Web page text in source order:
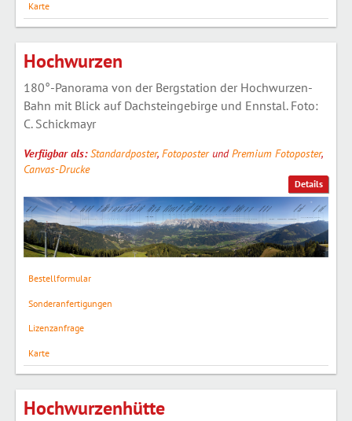
Karte
Details
Hochwurzen
180°-Panorama von der Bergstation der Hochwurzen-
Bahn mit Blick auf Dachsteingebirge und Ennstal. Foto:
C. Schickmayr
Verfügbar als:Standardposter, FotoposterundPremium Fotoposter,
Canvas-Drucke
Bestellformular
Sonderanfertigungen
Lizenzanfrage
Karte
Hochwurzenhütte